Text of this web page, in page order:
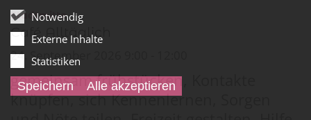
Notwendig
Externe Inhalte
Statistiken
Speichern
Alle akzeptieren
Stadtmitte:
Café Alltäglich
24. September 2026 9:00 - 12:00
gemeinsam frühstücken, Kontakte
knüpfen, sich Kennenlernen, Sorgen